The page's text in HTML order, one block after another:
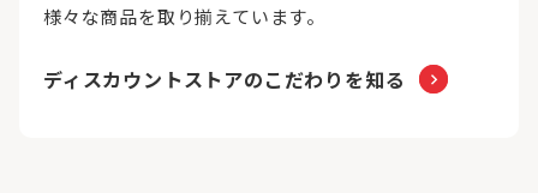
様々な商品を取り揃えています。
ディスカウントストアのこだわりを知る